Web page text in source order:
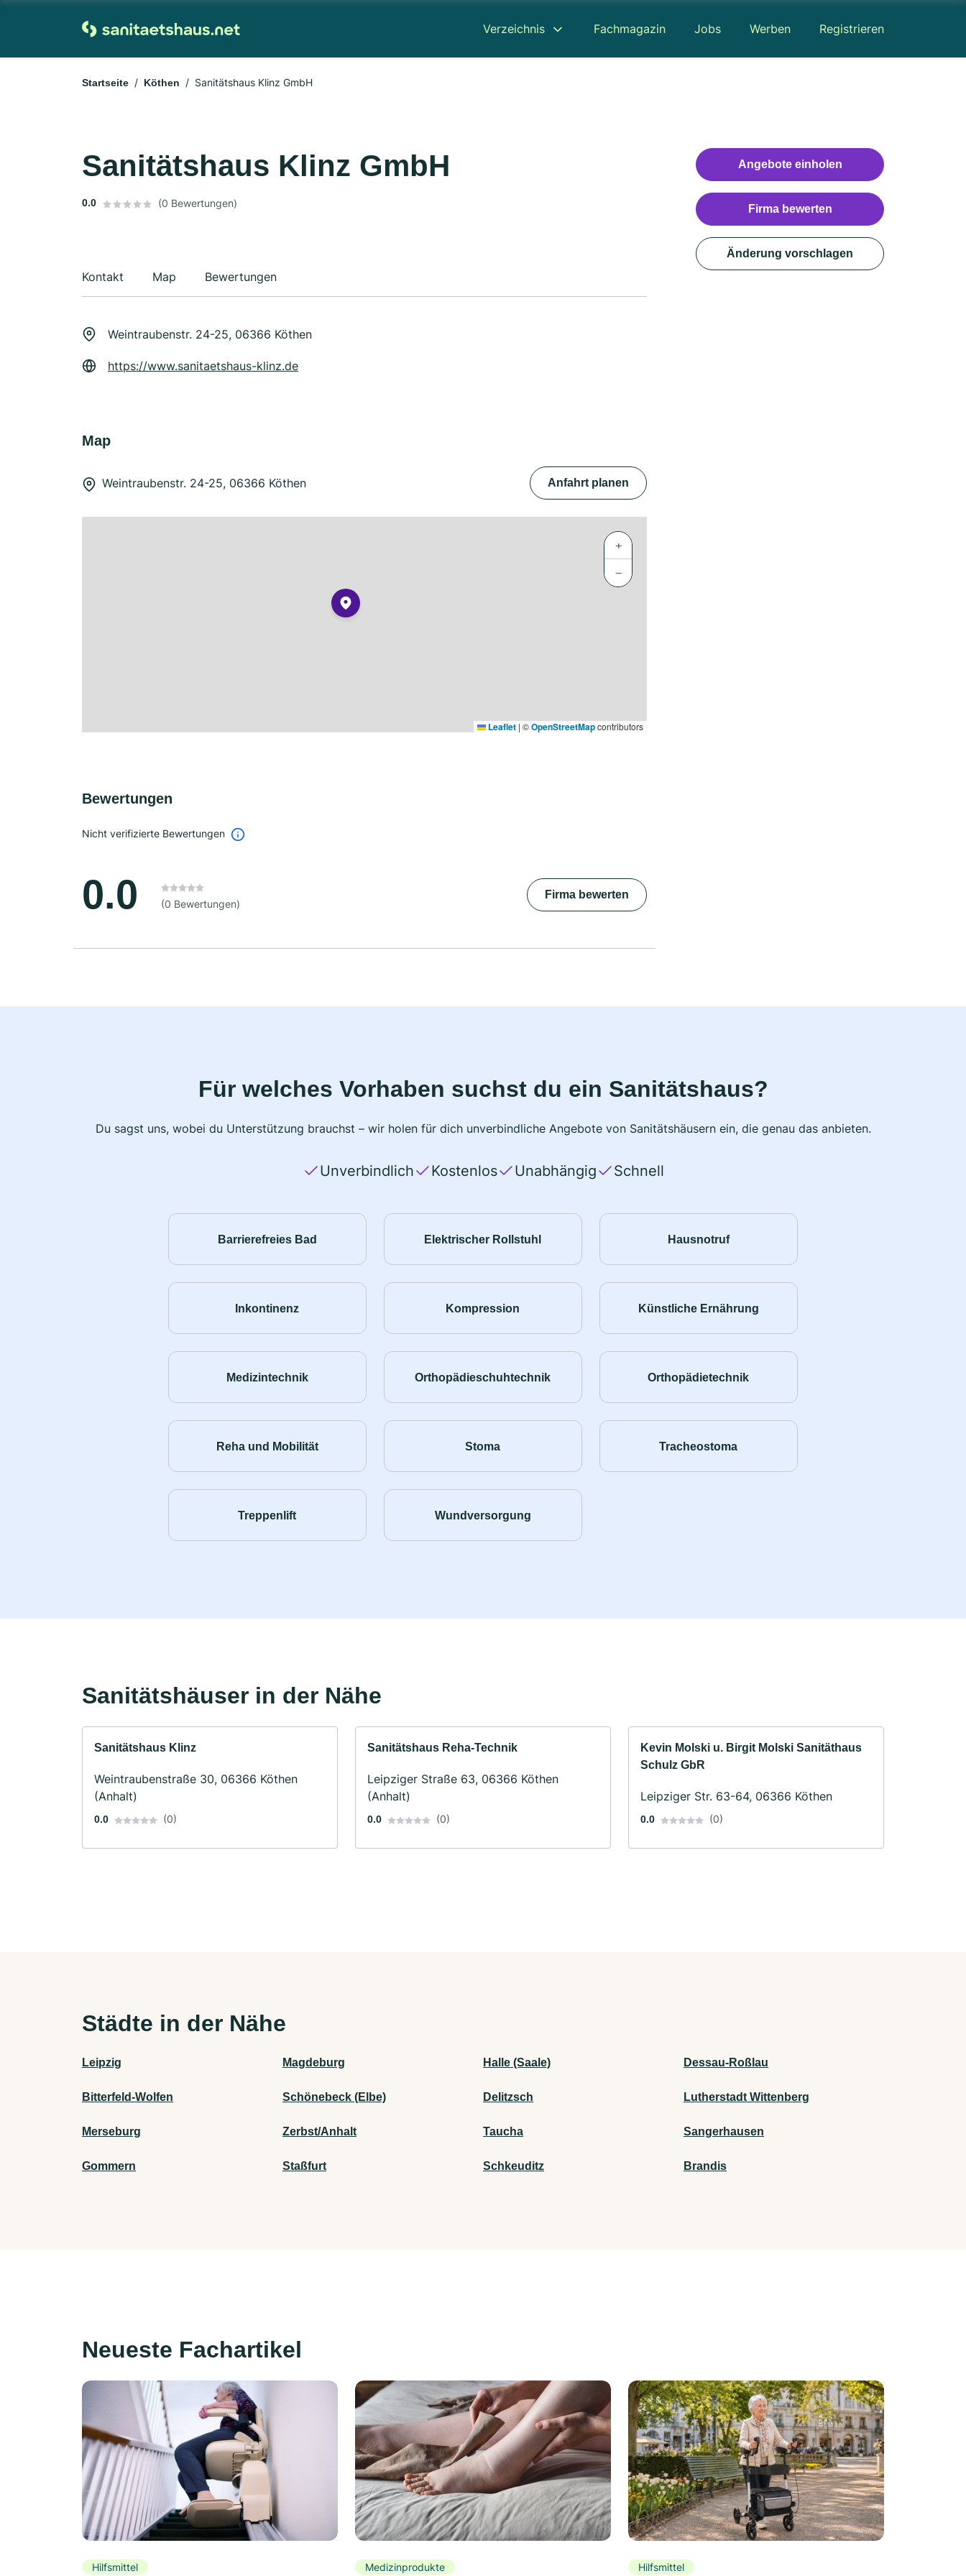
Verzeichnis Fachmagazin Jobs Werben Registrieren
Startseite Köthen Sanitätshaus Klinz GmbH
Sanitätshaus Klinz GmbH
0.0 (0 Bewertungen)
Kontakt Map Bewertungen
Weintraubenstr. 24-25, 06366 Köthen
https://www.sanitaetshaus-klinz.de
Map
Weintraubenstr. 24-25, 06366 Köthen Anfahrt planen
+
−
Leaflet | ©OpenStreetMapcontributors
Bewertungen
Nicht verifizierte Bewertungen
0.0 (0 Bewertungen)
Firma bewerten
Angebote einholen
Firma bewerten
Änderung vorschlagen
Für welches Vorhaben suchst du ein Sanitätshaus?
Du sagst uns, wobei du Unterstützung brauchst – wir holen für dich unverbindliche Angebote von Sanitätshäusern ein, die genau das anbieten.
Unverbindlich Kostenlos Unabhängig Schnell
Barrierefreies Bad Elektrischer Rollstuhl Hausnotruf
Inkontinenz Kompression Künstliche Ernährung
Medizintechnik Orthopädieschuhtechnik Orthopädietechnik
Reha und Mobilität Stoma Tracheostoma
Treppenlift Wundversorgung
Sanitätshäuser in der Nähe
Sanitätshaus Klinz
Weintraubenstraße 30, 06366 Köthen
(Anhalt)
0.0 (0)
Sanitätshaus Reha-Technik
Leipziger Straße 63, 06366 Köthen
(Anhalt)
0.0 (0)
Kevin Molski u. Birgit Molski Sanitäthaus
Schulz GbR
Leipziger Str. 63-64, 06366 Köthen
0.0 (0)
Städte in der Nähe
Leipzig Magdeburg Halle (Saale) Dessau-Roßlau
Bitterfeld-Wolfen Schönebeck (Elbe) Delitzsch Lutherstadt Wittenberg
Merseburg Zerbst/Anhalt Taucha Sangerhausen
Gommern Staßfurt Schkeuditz Brandis
Neueste Fachartikel
Hilfsmittel Medizinprodukte Hilfsmittel